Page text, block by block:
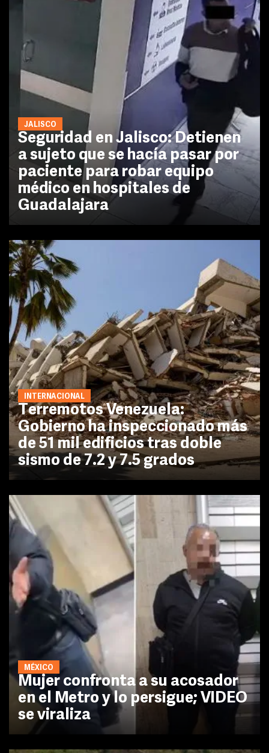
JALISCO
Seguridad en Jalisco: Detienen
a sujeto que se hacía pasar por
paciente para robar equipo
médico en hospitales de
Guadalajara
INTERNACIONAL
Terremotos Venezuela:
Gobierno ha inspeccionado más
de 51 mil edificios tras doble
sismo de 7.2 y 7.5 grados
MÉXICO
Mujer confronta a su acosador
en el Metro y lo persigue; VIDEO
se viraliza